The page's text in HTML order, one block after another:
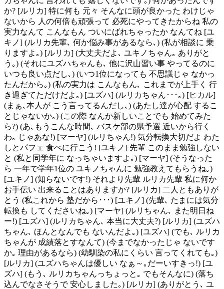
か? [ルリカ] 特に何も 元々 そんなに頭が良かった わけじゃ
ないから 人の何倍も頑張って 必死にやってきたからね 私の
実力なんて こんなもん ついにばれちゃったか なんてね [ユ
キノ] (ルリカ先輩､ 何か悩み事があるなら､) (私が相談に 乗
りますよ｡) [ルリカ] (大丈夫だよ､ ユキノちゃん｡ ありがと
う｡) (それにユズハちゃんも､ 他に沢山習い事 やってるのに
いつも良い点だし､) (いつ1位になっても 不思議じゃ なかっ
たんだから｡) (私の実力は こんなもん､ これまでが上手く 行
き過ぎてただけだよ｡) [ユズハ] (ルリカちゃん･･･｡) [ヒカル]
(まぁ､本人が こう言ってるんだし､) (あたし達が心配 するこ
とじゃないか｡) (この際 なんか新しいことでも 始めてみた
ら?) (あ､もうこんな時間､ バスケ部の県予選 近いから行く
わ｡ じゃあな!) [マーヤ] (ルリちゃん!) 気分転換大切だよ わた
しとパフェ 食べに行こう! [ユキノ] 先輩 このまま勉強しない
と (私と同学年に なっちゃいますよ｡) [マーヤ] (そうなった
ら 一年で学年1位の ユキノちゃんに 勉強教えてもらうね｡)
[ユキノ] (知らないです!) それより先輩 ルリカ先輩 私に何か
お手伝い 出来ることはありますか? [ルリカ] 二人ともありが
とう (私これから 塾だから･･･) [ユキノ] (先輩､ たまには気分
転換も してくださいね｡) [マーヤ] (ルリちゃん､ また明日ね
ー!) [ユズハ] (ルリカちゃん､ 本当に大丈夫?) [ルリカ] (ユズハ
ちゃん､ ほんとなんでも ないんだよ｡) [ユズハ] (でも､ ルリカ
ちゃんが 成績落とすなんて) (今までなかったじゃ ないです
か｡ 理由があるなら) (幼馴染の私にくらい 言ってくれても｡)
[ルリカ] (ユズハちゃんは優しい なぁ～｡だーいすきっ!) [ユ
ズハ] (もう､ ルリカちゃんっちょっと｡ でもそんなに) (落ち
込んでなさそうで 安心しました｡) [ルリカ] (ありがとう､ ユ